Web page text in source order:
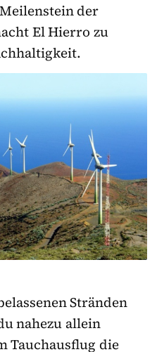
der
El Hierro zu
Stränden
nahezu allein
Tauchausflug die